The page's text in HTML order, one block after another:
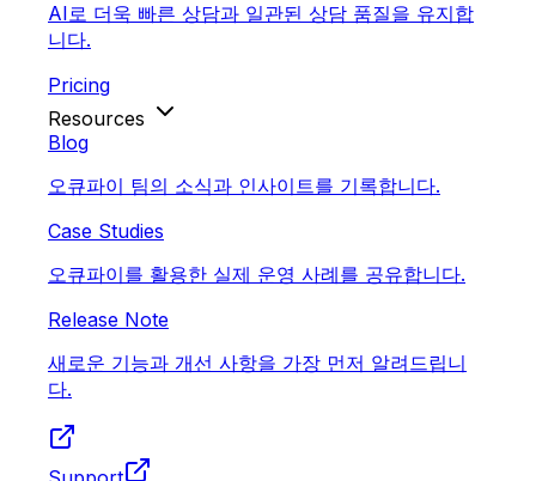
AI로 더욱 빠른 상담과 일관된 상담 품질을 유지합
니다.
Pricing
Resources
Blog
오큐파이 팀의 소식과 인사이트를 기록합니다.
Case Studies
오큐파이를 활용한 실제 운영 사례를 공유합니다.
Release Note
새로운 기능과 개선 사항을 가장 먼저 알려드립니
다.